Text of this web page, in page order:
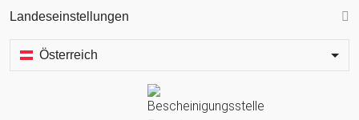
Landeseinstellungen
Österreich